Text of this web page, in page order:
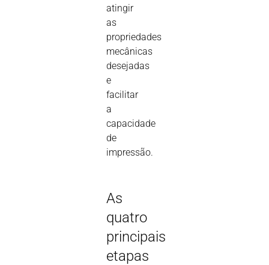
atingir
as
propriedades
mecânicas
desejadas
e
facilitar
a
capacidade
de
impressão.
As
quatro
principais
etapas